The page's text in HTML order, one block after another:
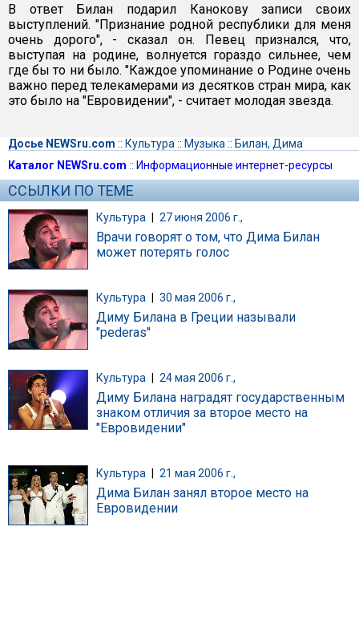
В ответ Билан подарил Канокову записи своих
выступлений. "Признание родной республики для меня
очень дорого", - сказал он. Певец признался, что,
выступая на родине, волнуется гораздо сильнее, чем
где бы то ни было. "Каждое упоминание о Родине очень
важно перед телекамерами из десятков стран мира, как
это было на "Евровидении", - считает молодая звезда.
Досье NEWSru.com :: Культура :: Музыка :: Билан, Дима
Каталог NEWSru.com :: Информационные интернет-ресурсы
ССЫЛКИ ПО ТЕМЕ
Культура | 27 июня 2006 г.,
Врачи говорят о том, что Дима Билан
может потерять голос
Культура 30 мая 2006 г.,
Диму Билана в Греции называли
"pеdеras"
Культура 24 мая 2006 г.,
Диму Билана наградят государственным
знаком отличия за второе место на
"Евровидении"
Культура 21 мая 2006 г.,
Дима Билан занял второе место на
Евровидении